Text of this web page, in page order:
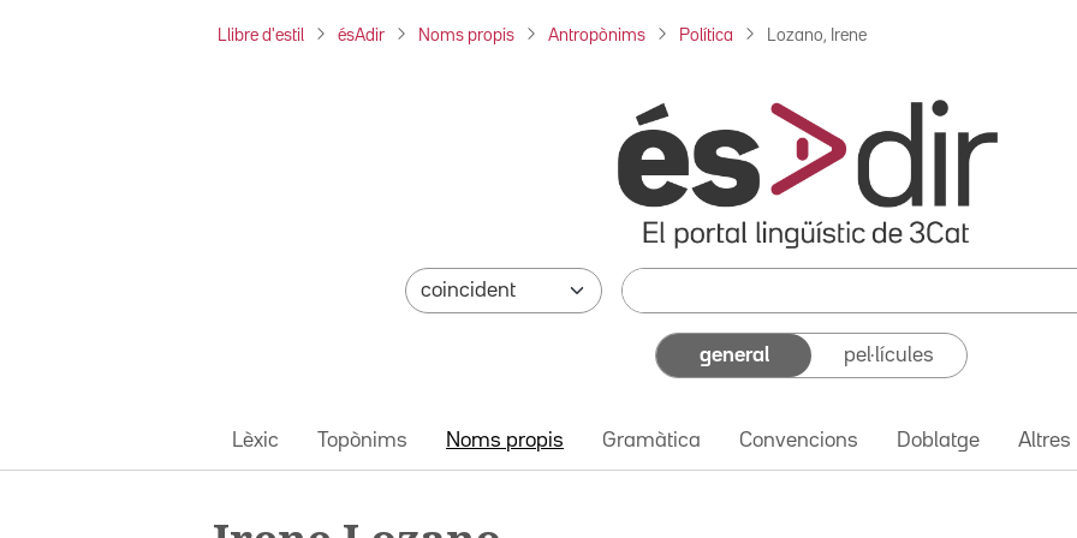
Llibre d'estil ésAdir Noms propis Antropònims Política Lozano, Irene
general pel·lícules
Lèxic Topònims Noms propis Gramàtica Convencions Doblatge Altres